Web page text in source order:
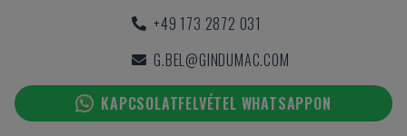
+49 173 2872 031
G.BEL@GINDUMAC.COM
KAPCSOLATFELVÉTEL WHATSAPPON